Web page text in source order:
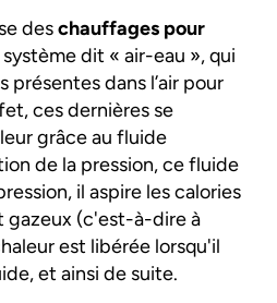
deschauffages pour
système dit « air-eau », qui
présentes dans l’air pour
ces dernières se
grâce au fluide
de la pression, ce fluide
il aspire les calories
gazeux (c'est-à-dire à
est libérée lorsqu'il
et ainsi de suite.